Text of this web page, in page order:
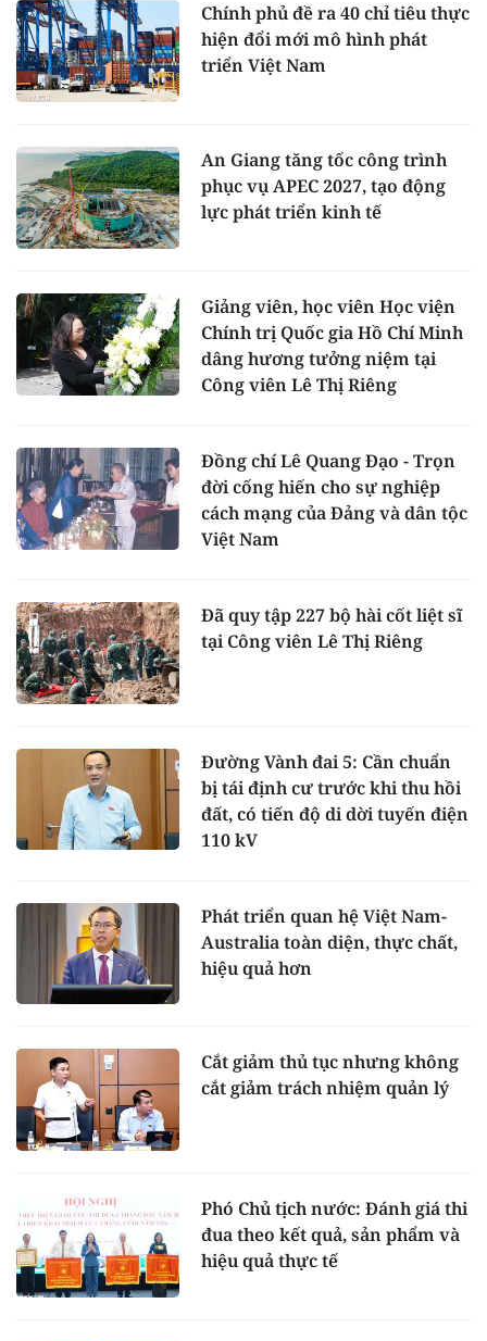
Chính phủ đề ra 40 chỉ tiêu thực
hiện đổi mới mô hình phát
triển Việt Nam
An Giang tăng tốc công trình
phục vụ APEC 2027, tạo động
lực phát triển kinh tế
Giảng viên, học viên Học viện
Chính trị Quốc gia Hồ Chí Minh
dâng hương tưởng niệm tại
Công viên Lê Thị Riêng
Đồng chí Lê Quang Đạo - Trọn
đời cống hiến cho sự nghiệp
cách mạng của Đảng và dân tộc
Việt Nam
Đã quy tập 227 bộ hài cốt liệt sĩ
tại Công viên Lê Thị Riêng
Đường Vành đai 5: Cần chuẩn
bị tái định cư trước khi thu hồi
đất, có tiến độ di dời tuyến điện
110 kV
Phát triển quan hệ Việt Nam-
Australia toàn diện, thực chất,
hiệu quả hơn
Cắt giảm thủ tục nhưng không
cắt giảm trách nhiệm quản lý
Phó Chủ tịch nước: Đánh giá thi
đua theo kết quả, sản phẩm và
hiệu quả thực tế